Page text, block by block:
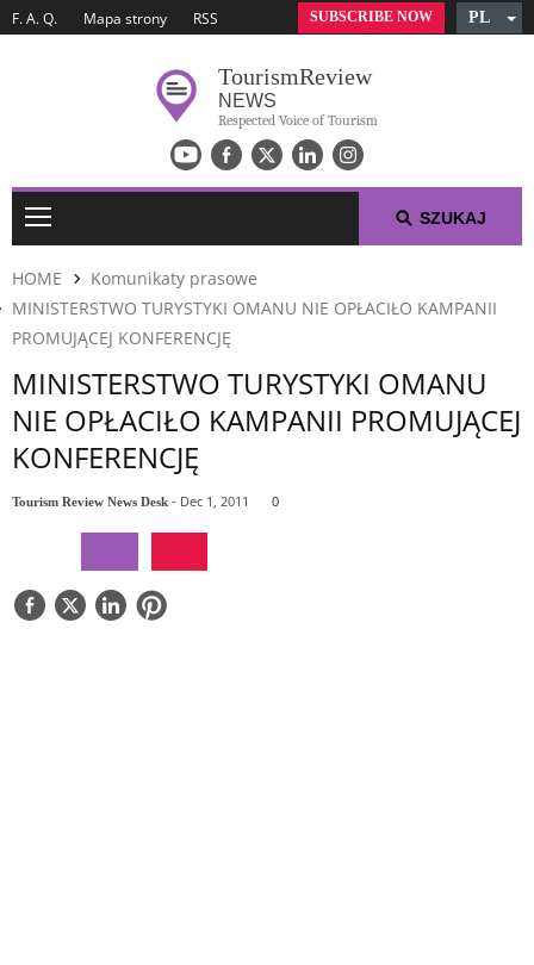
F. A. Q. Mapa strony RSS PL
Spanish
French
SUBSCRIBE NOW
TourismReview
NEWS
Respected Voice of Tourism
TYGODNIOWE AKTUALNOŚCI PODRÓŻNICZE
PODRÓŻNICZA TOP 10-TKA
KOMUNIKATY PRASOWE
O NAS
SZUKAJ
HOME
Komunikaty prasowe
MINISTERSTWO TURYSTYKI OMANU NIE OPŁACIŁO KAMPANII
PROMUJĄCEJ KONFERENCJĘ
MINISTERSTWO TURYSTYKI OMANU
NIE OPŁACIŁO KAMPANII PROMUJĄCEJ
KONFERENCJĘ
Tourism Review News Desk - Dec 1, 2011 0